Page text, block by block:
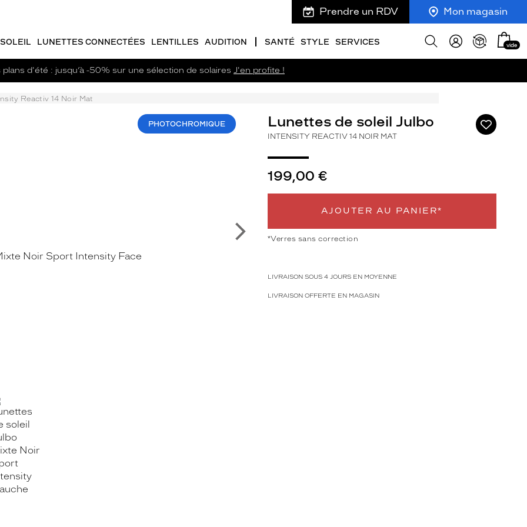
Prendre un RDV Mon magasin
LUNETTES CONNECTÉES LENTILLES AUDITION SANTÉ STYLE SERVICES
Afficher
Mon
panier
vide
plans d'été : jusqu’à -50% sur une sélection de solaires J'en profite !
Reactiv 14 Noir Mat
Ajouter
à
PHOTOCHROMIQUE
Suivant
Lunettes de soleil Julbo
INTENSITY REACTIV 14 NOIR MAT
199,00 €
AJOUTER AU PANIER*
*Verres sans correction
LIVRAISON SOUS 4 JOURS EN MOYENNE
LIVRAISON OFFERTE EN MAGASIN